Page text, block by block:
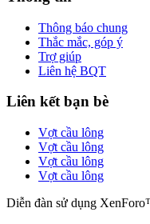
Thông báo chung
Thắc mắc, góp ý
Trợ giúp
Liên hệ BQT
Liên kết bạn bè
Vợt cầu lông
Vợt cầu lông
Vợt cầu lông
Vợt cầu lông
Diễn đàn sử dụng